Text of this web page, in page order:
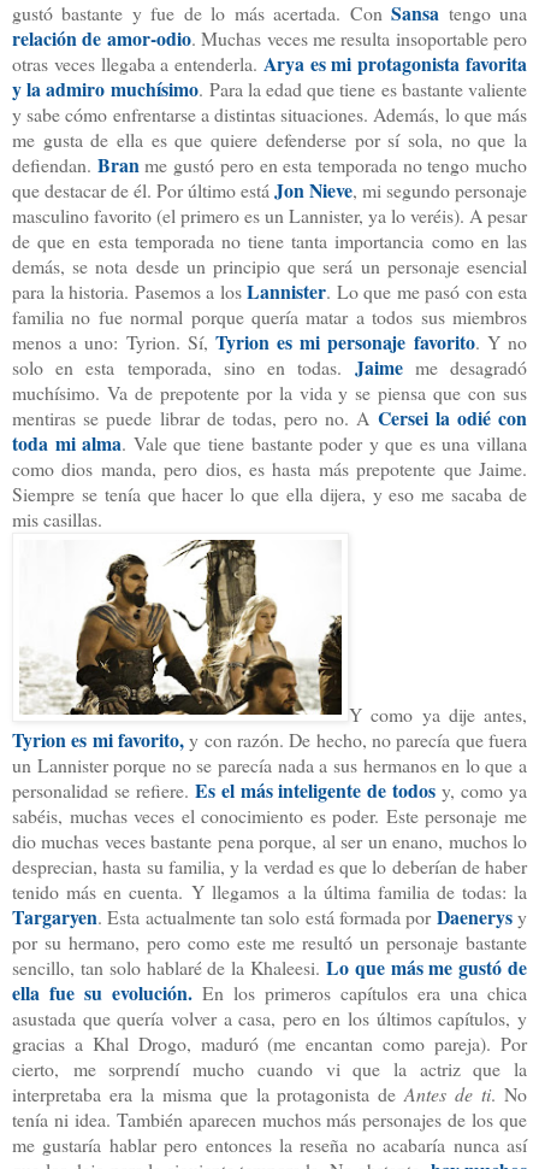
gustó bastante y fue de lo más acertada. ConSansa tengo una
relación de amor-odio. Muchas veces me resulta insoportable pero
otras veces llegaba a entenderla. Arya es mi protagonista favorita
y la admiro muchísimo. Para la edad que tiene es bastante valiente
y sabe cómo enfrentarse a distintas situaciones. Además, lo que más
me gusta de ella es que quiere defenderse por sí sola, no que la
defiendan. Branme gustó pero en esta temporada no tengo mucho
que destacar de él. Por último está Jon Nieve, mi segundo personaje
masculino favorito (el primero es un Lannister, ya lo veréis). A pesar
de que en esta temporada no tiene tanta importancia como en las
demás, se nota desde un principio que será un personaje esencial
para la historia. Pasemos a losLannister. Lo que me pasó con esta
familia no fue normal porque quería matar a todos sus miembros
menos a uno: Tyrion. Sí, Tyrion es mi personaje favorito. Y no
solo en esta temporada, sino en todas. Jaimeme desagradó
muchísimo. Va de prepotente por la vida y se piensa que con sus
mentiras se puede librar de todas, pero no. A Cersei la odié con
toda mi alma. Vale que tiene bastante poder y que es una villana
como dios manda, pero dios, es hasta más prepotente que Jaime.
Siempre se tenía que hacer lo que ella dijera, y eso me sacaba de
mis casillas.
Y como ya dije antes,
Tyrion es mi favorito,y con razón. De hecho, no parecía que fuera
un Lannister porque no se parecía nada a sus hermanos en lo que a
personalidad se refiere. Es el más inteligente de todosy, como ya
sabéis, muchas veces el conocimiento es poder. Este personaje me
dio muchas veces bastante pena porque, al ser un enano, muchos lo
desprecian, hasta su familia, y la verdad es que lo deberían de haber
tenido más en cuenta.Y llegamos a la última familia de todas: la
Targaryen. Esta actualmente tan solo está formada por Daenerysy
por su hermano, pero como este me resultó un personaje bastante
sencillo, tan solo hablaré de la Khaleesi. Lo que más me gustó de
ella fue su evolución. En los primeros capítulos era una chica
asustada que quería volver a casa, pero en los últimos capítulos, y
gracias a Khal Drogo, maduró (me encantan como pareja). Por
cierto, me sorprendí mucho cuando vi que la actriz que la
interpretaba era la misma que la protagonista deAntes de ti. No
tenía ni idea. También aparecen muchos más personajes de los que
me gustaría hablar pero entonces la reseña no acabaría nunca así